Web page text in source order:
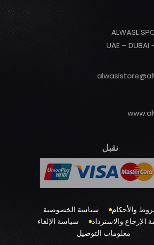
ALWASL
UAE –
نقبل
والأحكام
سياسة الخصوصية
الإرجاع والاسترداد
سياسة الإلغاء
معلومات التوصيل